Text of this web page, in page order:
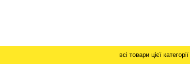
всі товари цієї категорії